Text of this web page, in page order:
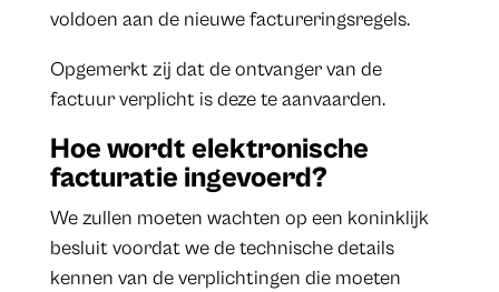
voldoen aan de nieuwe factureringsregels.
Opgemerkt zij dat de ontvanger van de
factuur verplicht is deze te aanvaarden.
Hoe wordt elektronische
facturatie ingevoerd?
We zullen moeten wachten op een koninklijk
besluit voordat we de technische details
kennen van de verplichtingen die moeten